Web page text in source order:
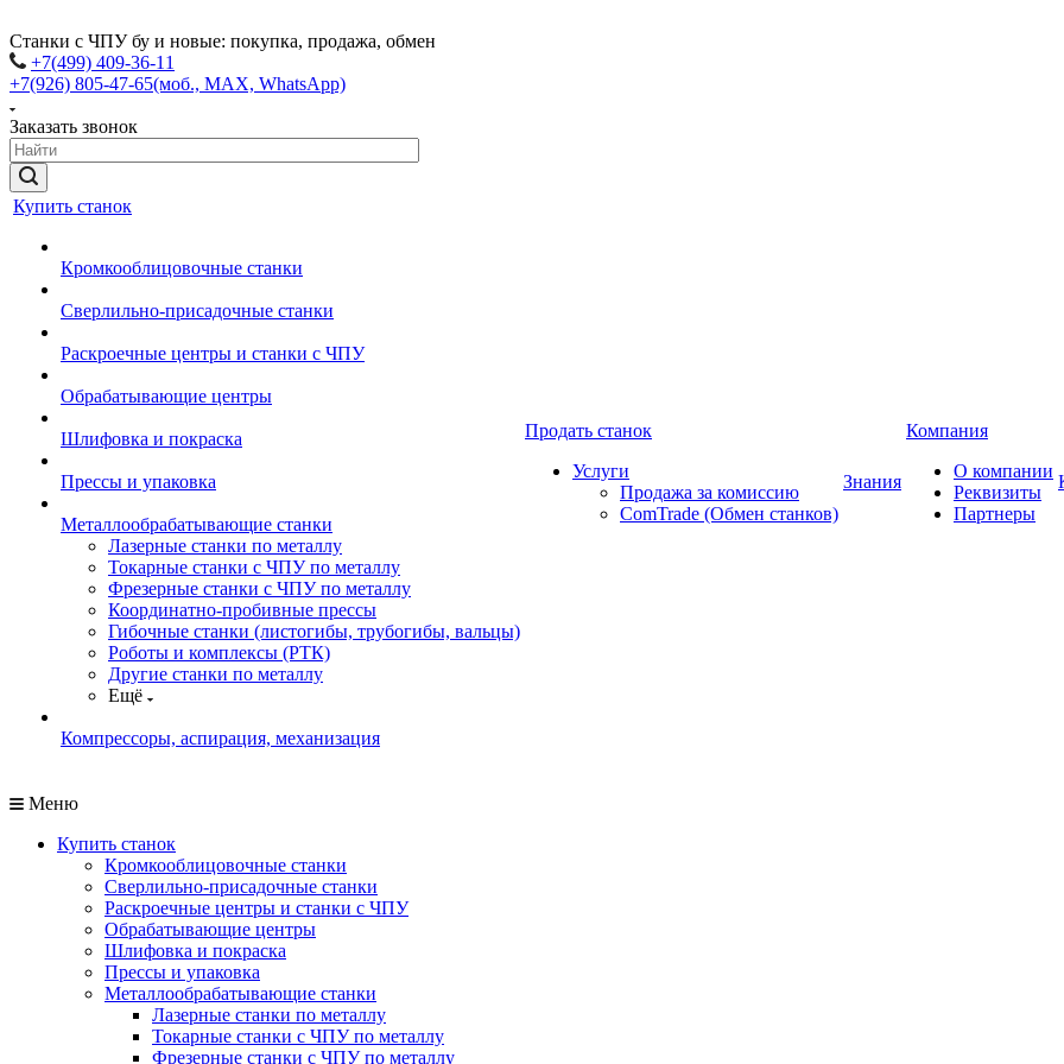
Станки с ЧПУ бу и новые: покупка, продажа, обмен
+7(499) 409-36-11
+7(926) 805-47-65(моб., MAX, WhatsApp)
Заказать звонок
Купить станок
Кромкооблицовочные станки
Сверлильно-присадочные станки
Раскроечные центры и станки с ЧПУ
Обрабатывающие центры
Шлифовка и покраска
Прессы и упаковка
Металлообрабатывающие станки
Лазерные станки по металлу
Токарные станки с ЧПУ по металлу
Фрезерные станки с ЧПУ по металлу
Координатно-пробивные прессы
Гибочные станки (листогибы, трубогибы, вальцы)
Роботы и комплексы (РТК)
Другие станки по металлу
Ещё
Компрессоры, аспирация, механизация
Продать станок
Услуги
Продажа за комиссию
ComTrade (Обмен станков)
Знания
Компания
О компании
Реквизиты
Партнеры
Меню
Купить станок
Кромкооблицовочные станки
Сверлильно-присадочные станки
Раскроечные центры и станки с ЧПУ
Обрабатывающие центры
Шлифовка и покраска
Прессы и упаковка
Металлообрабатывающие станки
Лазерные станки по металлу
Токарные станки с ЧПУ по металлу
Фрезерные станки с ЧПУ по металлу